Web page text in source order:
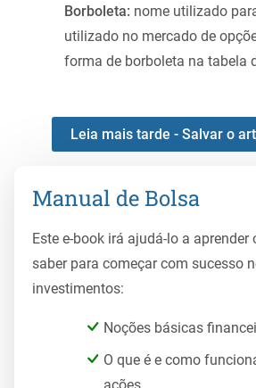
Borboleta: nome utilizado
utilizado no mercado de
forma de borboleta na tabela
Leia mais tarde - Salvar o
Manual de Bolsa
Este e-book irá ajudá-lo a aprender
saber para começar com sucesso
investimentos:
Noções básicas
O que é e como